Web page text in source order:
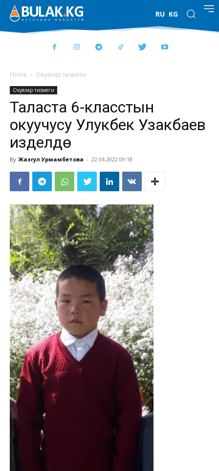
RU KG
Home Окуялар тизмеги
Окуялар тизмеги
Таласта 6-класстын
окуучусу Улукбек Узакбаев
изделүүдө
By Жазгул Урмамбетова - 22.04.2022 09:18